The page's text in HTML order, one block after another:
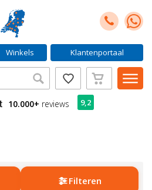
Winkels Klantenportaal
10.000+ reviews 9,2
Filteren